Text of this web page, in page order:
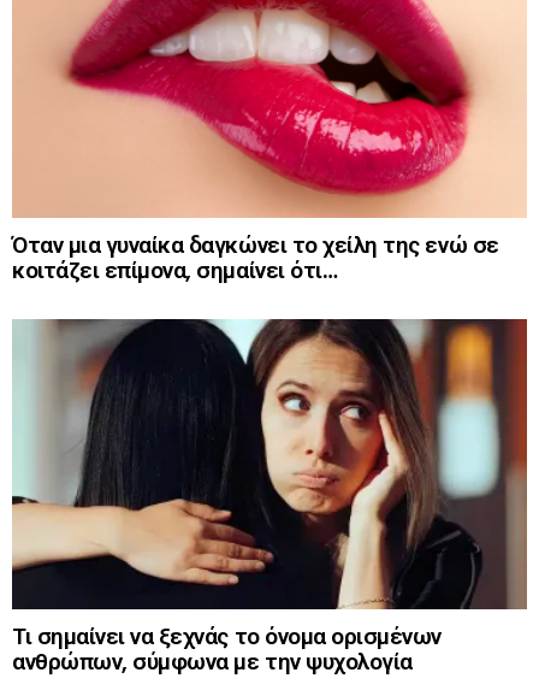
Όταν μια γυναίκα δαγκώνει το χείλη της ενώ σε
κοιτάζει επίμονα, σημαίνει ότι…
Τι σημαίνει να ξεχνάς το όνομα ορισμένων
ανθρώπων, σύμφωνα με την ψυχολογία